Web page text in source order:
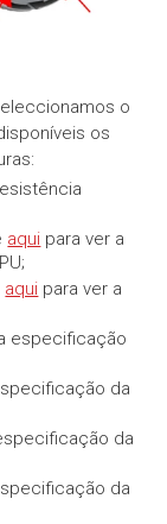
o
os
aqui para ver a
aqui para ver a
especificação
da
da
da